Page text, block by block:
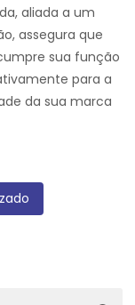
aliada a um
assegura que
sua função
para a
da sua marca